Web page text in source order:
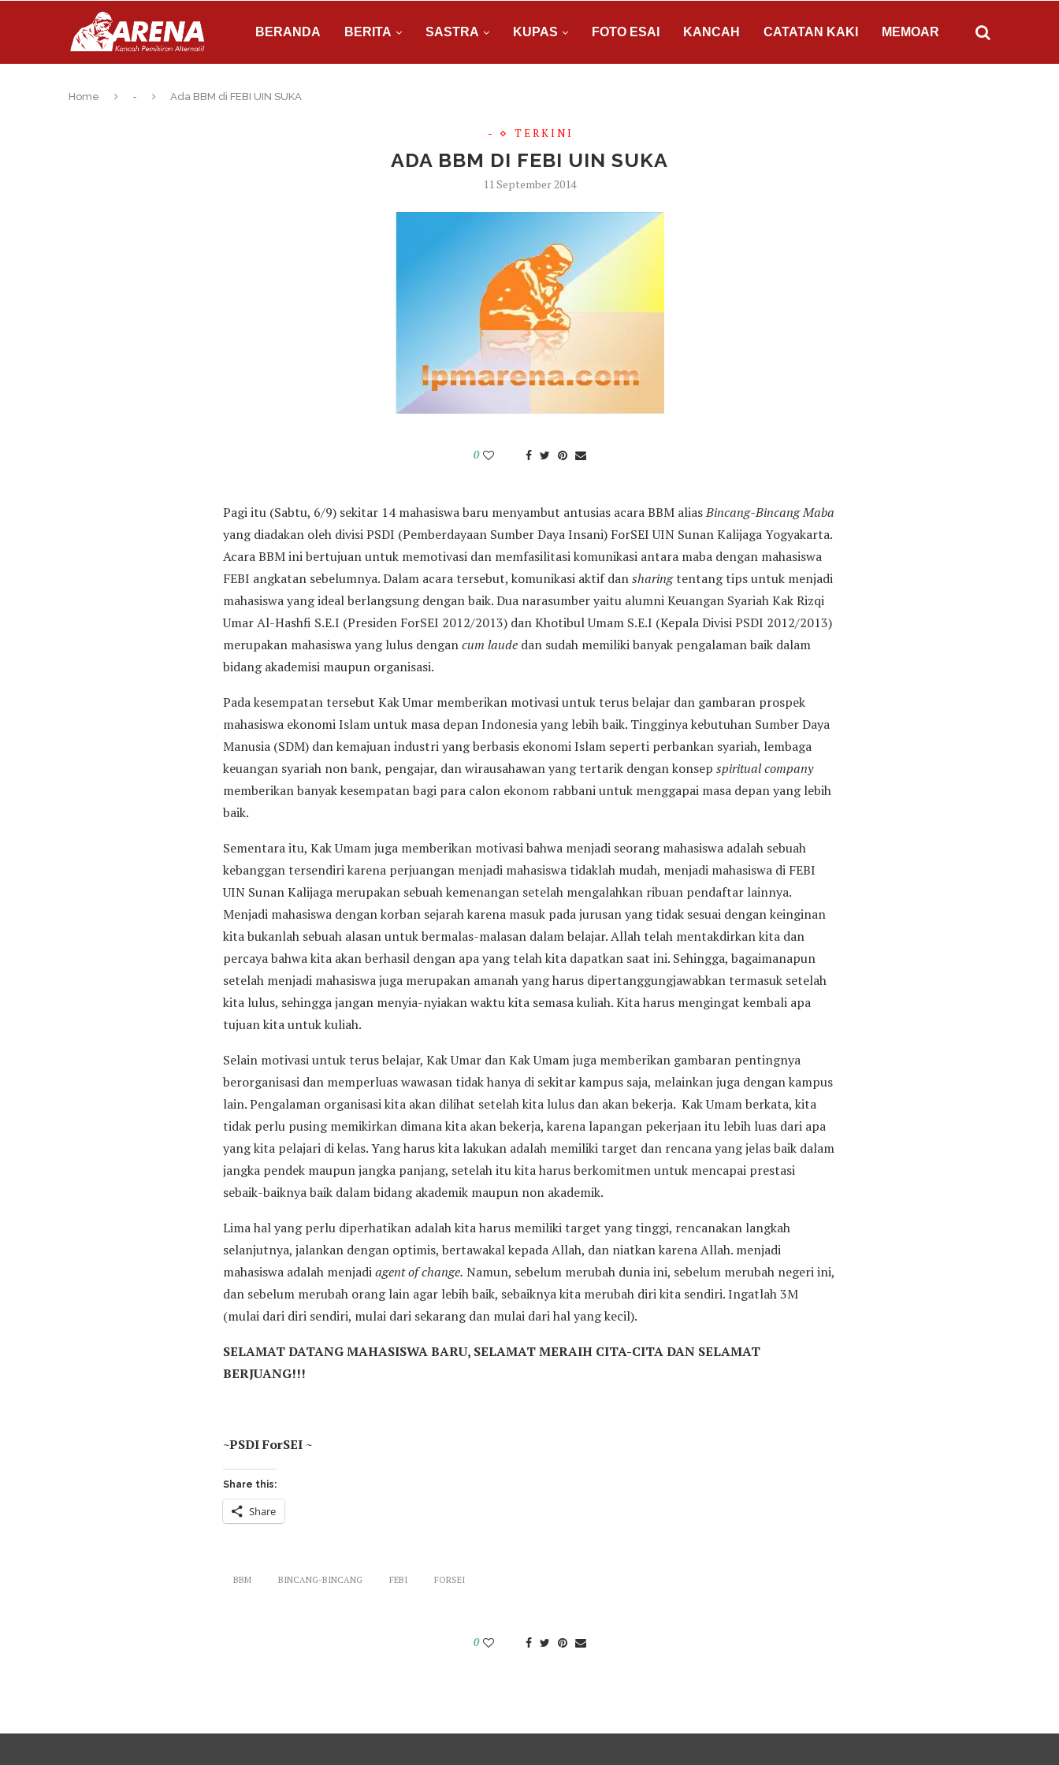
BERANDA BERITA SASTRA KUPAS FOTO ESAI KANCAH CATATAN KAKI MEMOAR
Home - Ada BBM di FEBI UIN SUKA
- T E R K I N I
ADA BBM DI FEBI UIN SUKA
11 September 2014
0
Pagi itu (Sabtu, 6/9) sekitar 14 mahasiswa baru menyambut antusias acara BBM aliasBincang-Bincang Maba
yang diadakan oleh divisi PSDI (Pemberdayaan Sumber Daya Insani) ForSEI UIN Sunan Kalijaga Yogyakarta.
Acara BBM ini bertujuan untuk memotivasi dan memfasilitasi komunikasi antara maba dengan mahasiswa
FEBI angkatan sebelumnya. Dalam acara tersebut, komunikasi aktif dansharingtentang tips untuk menjadi
mahasiswa yang ideal berlangsung dengan baik. Dua narasumber yaitu alumni Keuangan Syariah Kak Rizqi
Umar Al-Hashfi S.E.I (Presiden ForSEI 2012/2013) dan Khotibul Umam S.E.I (Kepala Divisi PSDI 2012/2013)
merupakan mahasiswa yang lulus dengancum laude dan sudah memiliki banyak pengalaman baik dalam
bidang akademisi maupun organisasi.
Pada kesempatan tersebut Kak Umar memberikan motivasi untuk terus belajar dan gambaran prospek
mahasiswa ekonomi Islam untuk masa depan Indonesia yang lebih baik. Tingginya kebutuhan Sumber Daya
Manusia (SDM) dan kemajuan industri yang berbasis ekonomi Islam seperti perbankan syariah, lembaga
keuangan syariah non bank, pengajar, dan wirausahawan yang tertarik dengan konsep spiritual company
memberikan banyak kesempatan bagi para calon ekonom rabbani untuk menggapai masa depan yang lebih
baik.
Sementara itu, Kak Umam juga memberikan motivasi bahwa menjadi seorang mahasiswa adalah sebuah
kebanggan tersendiri karena perjuangan menjadi mahasiswa tidaklah mudah, menjadi mahasiswa di FEBI
UIN Sunan Kalijaga merupakan sebuah kemenangan setelah mengalahkan ribuan pendaftar lainnya.
Menjadi mahasiswa dengan korban sejarah karena masuk pada jurusan yang tidak sesuai dengan keinginan
kita bukanlah sebuah alasan untuk bermalas-malasan dalam belajar. Allah telah mentakdirkan kita dan
percaya bahwa kita akan berhasil dengan apa yang telah kita dapatkan saat ini. Sehingga, bagaimanapun
setelah menjadi mahasiswa juga merupakan amanah yang harus dipertanggungjawabkan termasuk setelah
kita lulus, sehingga jangan menyia-nyiakan waktu kita semasa kuliah. Kita harus mengingat kembali apa
tujuan kita untuk kuliah.
Selain motivasi untuk terus belajar, Kak Umar dan Kak Umam juga memberikan gambaran pentingnya
berorganisasi dan memperluas wawasan tidak hanya di sekitar kampus saja, melainkan juga dengan kampus
lain. Pengalaman organisasi kita akan dilihat setelah kita lulus dan akan bekerja. Kak Umam berkata, kita
tidak perlu pusing memikirkan dimana kita akan bekerja, karena lapangan pekerjaan itu lebih luas dari apa
yang kita pelajari di kelas. Yang harus kita lakukan adalah memiliki target dan rencana yang jelas baik dalam
jangka pendek maupun jangka panjang, setelah itu kita harus berkomitmen untuk mencapai prestasi
sebaik-baiknya baik dalam bidang akademik maupun non akademik.
Lima hal yang perlu diperhatikan adalah kita harus memiliki target yang tinggi, rencanakan langkah
selanjutnya, jalankan dengan optimis, bertawakal kepada Allah, dan niatkan karena Allah. menjadi
mahasiswa adalah menjadiagent of change. Namun, sebelum merubah dunia ini, sebelum merubah negeri ini,
dan sebelum merubah orang lain agar lebih baik, sebaiknya kita merubah diri kita sendiri. Ingatlah 3M
(mulai dari diri sendiri, mulai dari sekarang dan mulai dari hal yang kecil).
SELAMAT DATANG MAHASISWA BARU, SELAMAT MERAIH CITA-CITA DAN SELAMAT
BERJUANG!!!
~PSDI ForSEI ~
Share this:
Share
BBM BINCANG-BINCANG FEBI FORSEI
0